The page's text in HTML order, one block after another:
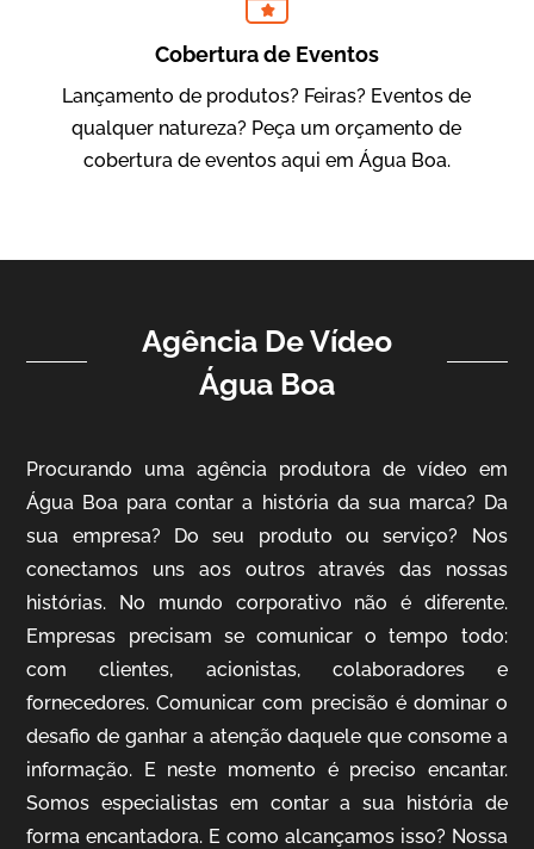
IBCC
Vídeo Institucional
Vídeo Institucional
IQVIA
Cobertura de Eventos
Cobertura de Eventos
Lançamento de produtos? Feiras? Eventos de
qualquer natureza? Peça um orçamento de
cobertura de eventos aqui em Água Boa.
Agência De Vídeo
Água Boa
Procurando uma agência produtora de vídeo em
Água Boa para contar a história da sua marca? Da
sua empresa? Do seu produto ou serviço? Nos
conectamos uns aos outros através das nossas
histórias. No mundo corporativo não é diferente.
Empresas precisam se comunicar o tempo todo:
com clientes, acionistas, colaboradores e
fornecedores. Comunicar com precisão é dominar o
desafio de ganhar a atenção daquele que consome a
informação. E neste momento é preciso encantar.
Somos especialistas em contar a sua história de
forma encantadora. E como alcançamos isso? Nossa